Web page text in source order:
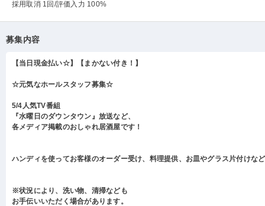
採用取消 1回 /評価入力 100%
募集内容
【当日現金払い☆】【まかない付き！】
☆元気なホールスタッフ募集☆
5/4人気TV番組
『水曜日のダウンタウン』放送など、
各メディア掲載のおしゃれ居酒屋です！
ハンディを使ってお客様のオーダー受け、料理提供、お皿やグラス片付けな
※状況により、洗い物、清掃なども
お手伝いいただく場合があります。